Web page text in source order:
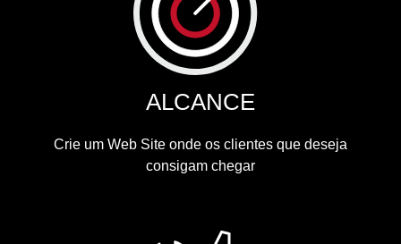
ALCANCE
Crie um Web Site onde os clientes que deseja
consigam chegar